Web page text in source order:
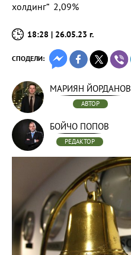
холдинг“ 2,09%
18:28 | 26.05.23 г.
СПОДЕЛИ:
МАРИЯН ЙОРДАНОВ
АВТОР
БОЙЧО ПОПОВ
РЕДАКТОР